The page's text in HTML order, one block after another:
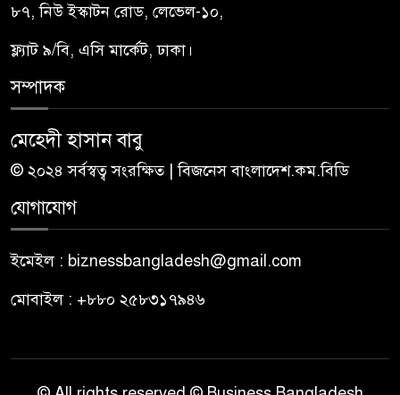
৮৭, নিউ ইস্কাটন রোড, লেভেল-১০,
ফ্ল্যাট ৯/বি, এসি মার্কেট, ঢাকা।
সম্পাদক
মেহেদী হাসান বাবু
© ২০২৪ সর্বস্বত্ব সংরক্ষিত | বিজনেস বাংলাদেশ.কম.বিডি
যোগাযোগ
ইমেইল : biznessbangladesh@gmail.com
মোবাইল : +৮৮০ ২৫৮৩১৭৯৪৬